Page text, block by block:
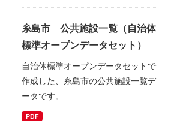
糸島市 公共施設一覧（自治体
標準オープンデータセット）
自治体標準オープンデータセットで
作成した、糸島市の公共施設一覧デ
ータです。
PDF